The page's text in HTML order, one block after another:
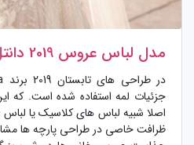
مدل لباس عروس 2019 دانتل و اروپایی
جزئیات لمه استفاده شده است. که
اصلا شبیه لباس های کلاسیک یا
ظرافت خاصی در طراحی پارچه ها